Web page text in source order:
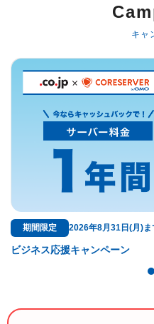
以下で
GMO ID
※AmazonはValue
キャ
8月31日(月)まで
ペーン